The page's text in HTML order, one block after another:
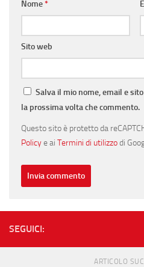
Nome*
Sito web
Salva il mio nome, email e
la prossima volta che commento.
Questo sito è protetto da
Policye ai Termini di utilizzodi
SEGUICI:
ARTICOLO